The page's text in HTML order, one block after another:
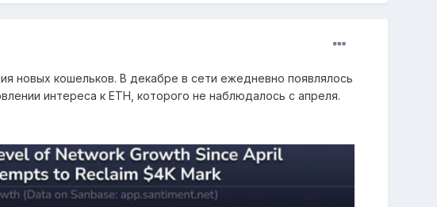
новых кошельков. В декабре в сети ежедневно появлялось
интереса к ETH, которого не наблюдалось с апреля.